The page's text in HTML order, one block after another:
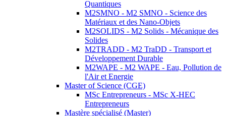
Quantiques
M2SMNO - M2 SMNO - Science des
Matériaux et des Nano-Objets
M2SOLIDS - M2 Solids - Mécanique des
Solides
M2TRADD - M2 TraDD - Transport et
Développement Durable
M2WAPE - M2 WAPE - Eau, Pollution de
l'Air et Energie
Master of Science (CGE)
MSc Entrepreneurs - MSc X-HEC
Entrepreneurs
Mastère spécialisé (Master)